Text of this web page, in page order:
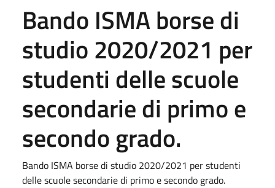
Bando ISMA borse di
studio 2020/2021 per
studenti delle scuole
secondarie di primo e
secondo grado.
Bando ISMA borse di studio 2020/2021 per studenti
delle scuole secondarie di primo e secondo grado.